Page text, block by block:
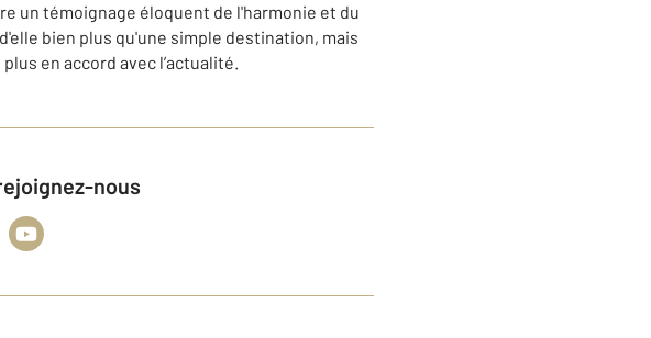
un témoignage éloquent de l'harmonie et du
bien plus qu'une simple destination, mais
en accord avec l’actualité.
nous